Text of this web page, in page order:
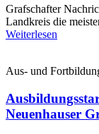
Grafschafter
Landkreis die
Weiterlesen
Aus- und
Neuenhauser